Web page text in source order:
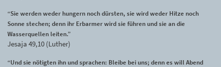
“Sie werden weder hungern noch dürsten, sie wird weder Hitze noch
Sonne stechen; denn ihr Erbarmer wird sie führen und sie an die
Wasserquellen leiten.”
Jesaja 49,10 (Luther)
“Und sie nötigten ihn und sprachen: Bleibe bei uns; denn es will Abend